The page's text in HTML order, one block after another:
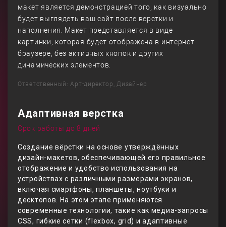
макет является демонстрацией того, как визуально
будет выглядеть ваш сайт после верстки и
наполнения. Макет представляется в виде
картинки, которая будет отображена в интернет
браузере, без активных кнопок и других
динамических элементов.
Ответственный: Арт-директор, Дизайнер
Адаптивная верстка
Срок работы до 8 дней
Создание вёрстки на основе утверждённых
дизайн-макетов, обеспечивающей его правильное
отображение и удобство использования на
устройствах с различными размерами экранов,
включая смартфоны, планшеты, ноутбуки и
десктопов. На этом этапе применяются
современные технологии, такие как медиа-запросы
CSS, гибкие сетки (flexbox, grid) и адаптивные